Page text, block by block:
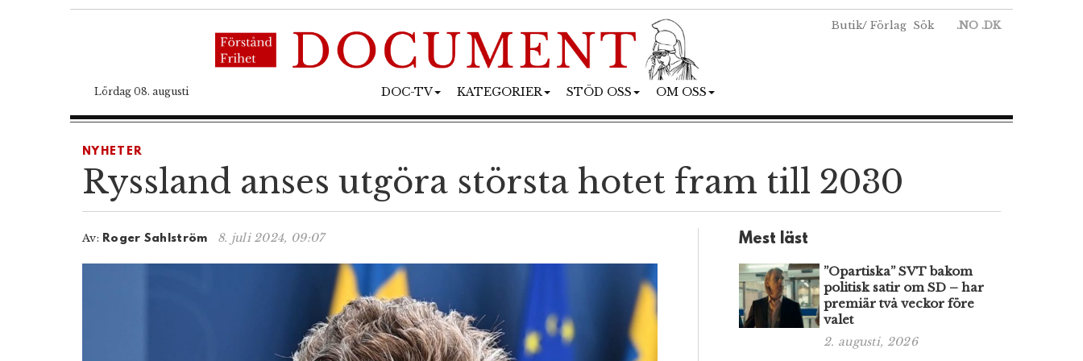
Butik/ Förlag Sök .NO .DK
Lördag 08. augusti DOC-TV KATEGORIER STÖD OSS OM OSS
NYHETER
Ryssland anses utgöra största hotet fram till 2030
Av: Roger Sahlström 8. juli 2024, 09:07 Mest läst
”Opartiska” SVT bakom
politisk satir om SD – har
premiär två veckor före
valet
2. augusti, 2026